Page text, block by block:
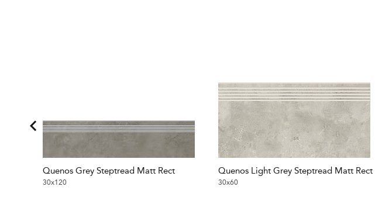
Quenos Grey Steptread Matt Rect
30x120
Quenos Light Grey Steptread Matt Rect
30x60